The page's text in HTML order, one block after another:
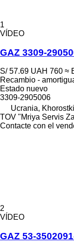
1
VÍDEO
GAZ 3309-
S/ 57.69 UAH 760 ≈
Recambio -
Estado nuevo
3309-2905006
Ucrania,
TOV "Mriya Servis
Contacte con el
2
VÍDEO
GAZ 53-